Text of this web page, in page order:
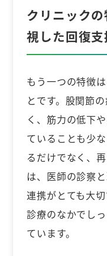
クリニック
視した回復支
もう一つの特徴
とです。股関節
く、筋力の低下
ていることも少
るだけでなく、
は、医師の診察
連携がとても大
診療のなかでし
ています。